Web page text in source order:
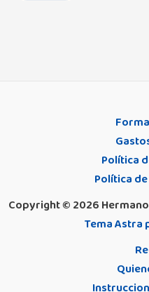
Política
Política
Copyright © 2026
Tema Astra